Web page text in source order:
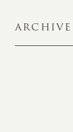
ARCHIVE